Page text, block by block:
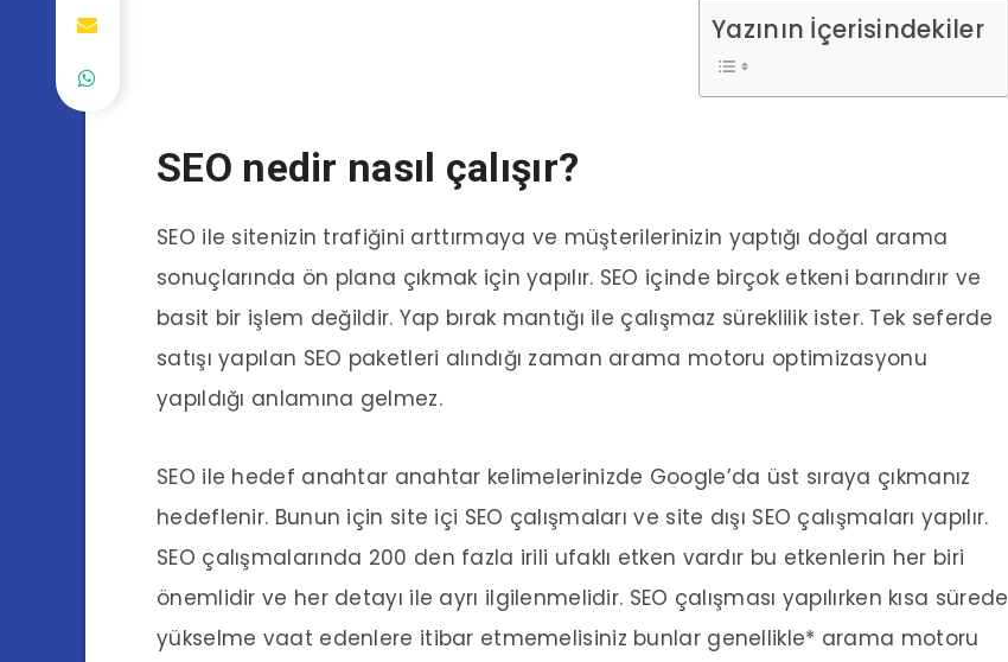
Yazının İçerisindekiler
SEO nedir nasıl çalışır?
SEO ile sitenizin trafiğini arttırmaya ve müşterilerinizin yaptığı doğal arama
sonuçlarında ön plana çıkmak için yapılır. SEO içinde birçok etkeni barındırır ve
basit bir işlem değildir. Yap bırak mantığı ile çalışmaz süreklilik ister. Tek seferde
satışı yapılan SEO paketleri alındığı zaman arama motoru optimizasyonu
yapıldığı anlamına gelmez.
SEO ile hedef anahtar anahtar kelimelerinizde Google’da üst sıraya çıkmanız
hedeflenir. Bunun için site içi SEO çalışmaları ve site dışı SEO çalışmaları yapılır.
SEO çalışmalarında 200 den fazla irili ufaklı etken vardır bu etkenlerin her biri
önemlidir ve her detayı ile ayrı ilgilenmelidir. SEO çalışması yapılırken kısa sürede
yükselme vaat edenlere itibar etmemelisiniz bunlar genellikle* arama motoru